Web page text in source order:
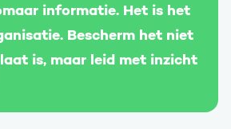
informatie. Het is het
Bescherm het niet
is, maar leid met inzicht